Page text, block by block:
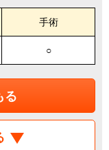
手術
○
る